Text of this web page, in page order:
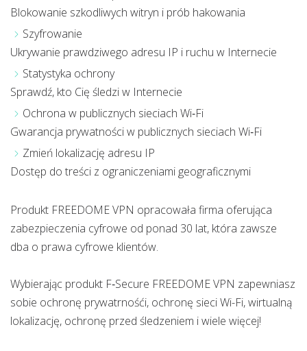
Blokowanie szkodliwych witryn i prób hakowania
Szyfrowanie
Ukrywanie prawdziwego adresu IP i ruchu w Internecie
Statystyka ochrony
Sprawdź, kto Cię śledzi w Internecie
Ochrona w publicznych sieciach Wi‑Fi
Gwarancja prywatności w publicznych sieciach Wi‑Fi
Zmień lokalizację adresu IP
Dostęp do treści z ograniczeniami geograficznymi
Produkt FREEDOME VPN opracowała firma oferująca
zabezpieczenia cyfrowe od ponad 30 lat, która zawsze
dba o prawa cyfrowe klientów.
Wybierając produkt F‑Secure FREEDOME VPN zapewniasz
sobie ochronę prywatrnośći, ochronę sieci Wi-Fi, wirtualną
lokalizację, ochronę przed śledzeniem i wiele więcej!